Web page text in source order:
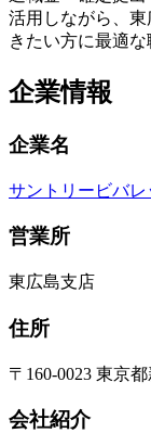
活用しながら、
きたい方に最適な
企業情報
企業名
サントリービバ
営業所
東広島支店
住所
〒160-0023 東京
会社紹介